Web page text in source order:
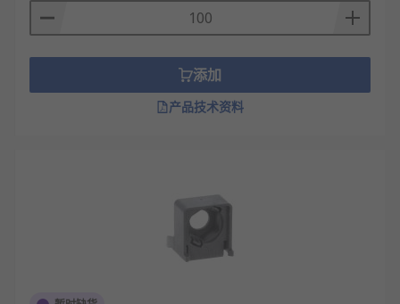
添加
产品技术资料